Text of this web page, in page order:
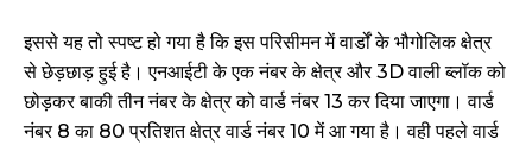
इससे यह तो स्पष्ट हो गया है कि इस परिसीमन में वार्डों के भौगोलिक क्षेत्र
से छेड़छाड़ हुई है। एनआईटी के एक नंबर के क्षेत्र और 3D वाली ब्लॉक को
छोड़कर बाकी तीन नंबर के क्षेत्र को वार्ड नंबर 13 कर दिया जाएगा। वार्ड
नंबर 8 का 80 प्रतिशत क्षेत्र वार्ड नंबर 10 में आ गया है। वही पहले वार्ड